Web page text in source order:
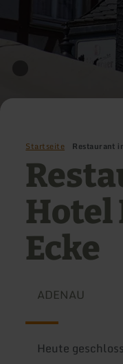
Startseite Restaurant
Hotel
Ecke
ADENAU
Heute